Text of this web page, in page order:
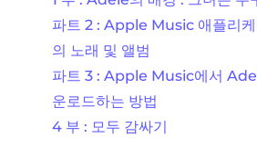
파트 2 : Apple Music 애플리
의 노래 및 앨범
파트 3 : Apple Music에서
운로드하는 방법
4 부 : 모두 감싸기